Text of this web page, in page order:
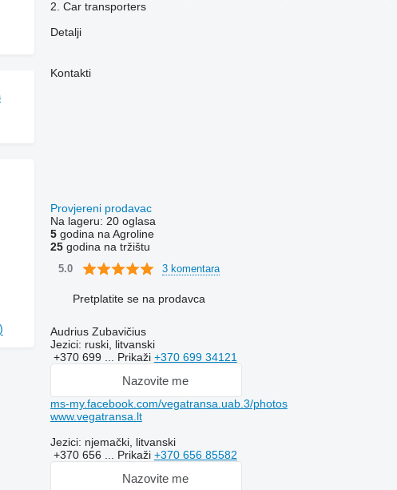
2. Car transporters
Detalji
Kontakti
Provjereni prodavac
Na lageru: 20 oglasa
5godina na Agroline
25godina na tržištu
5.0 3 komentara
Pretplatite se na prodavca
Audrius Zubavičius
Jezici: ruski, litvanski
+370 699 ... Prikaži +370 699 34121
Nazovite me
ms-my.facebook.com/vegatransa.uab.3/photos
www.vegatransa.lt
Jezici: njemački, litvanski
+370 656 ... Prikaži +370 656 85582
Nazovite me